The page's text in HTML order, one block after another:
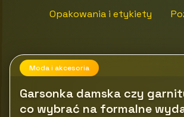
Opakowania i etykiety
Moda i akcesoria
Garsonka damska czy
co wybrać na formalne